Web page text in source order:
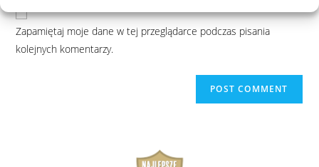
Zapamiętaj moje dane w tej przeglądarce podczas pisania
kolejnych komentarzy.